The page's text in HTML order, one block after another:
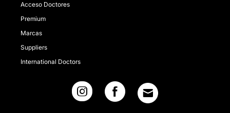
Acceso Doctores
Premium
Marcas
Suppliers
International Doctors